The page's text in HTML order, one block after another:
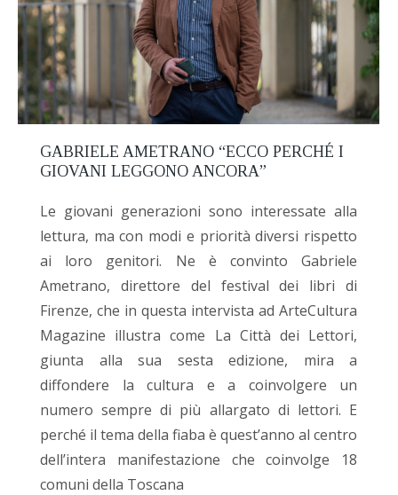
GABRIELE AMETRANO “ECCO PERCHÉ I
GIOVANI LEGGONO ANCORA”
Le giovani generazioni sono interessate alla
lettura, ma con modi e priorità diversi rispetto
ai loro genitori. Ne è convinto Gabriele
Ametrano, direttore del festival dei libri di
Firenze, che in questa intervista ad ArteCultura
Magazine illustra come La Città dei Lettori,
giunta alla sua sesta edizione, mira a
diffondere la cultura e a coinvolgere un
numero sempre di più allargato di lettori. E
perché il tema della fiaba è quest’anno al centro
dell’intera manifestazione che coinvolge 18
comuni della Toscana